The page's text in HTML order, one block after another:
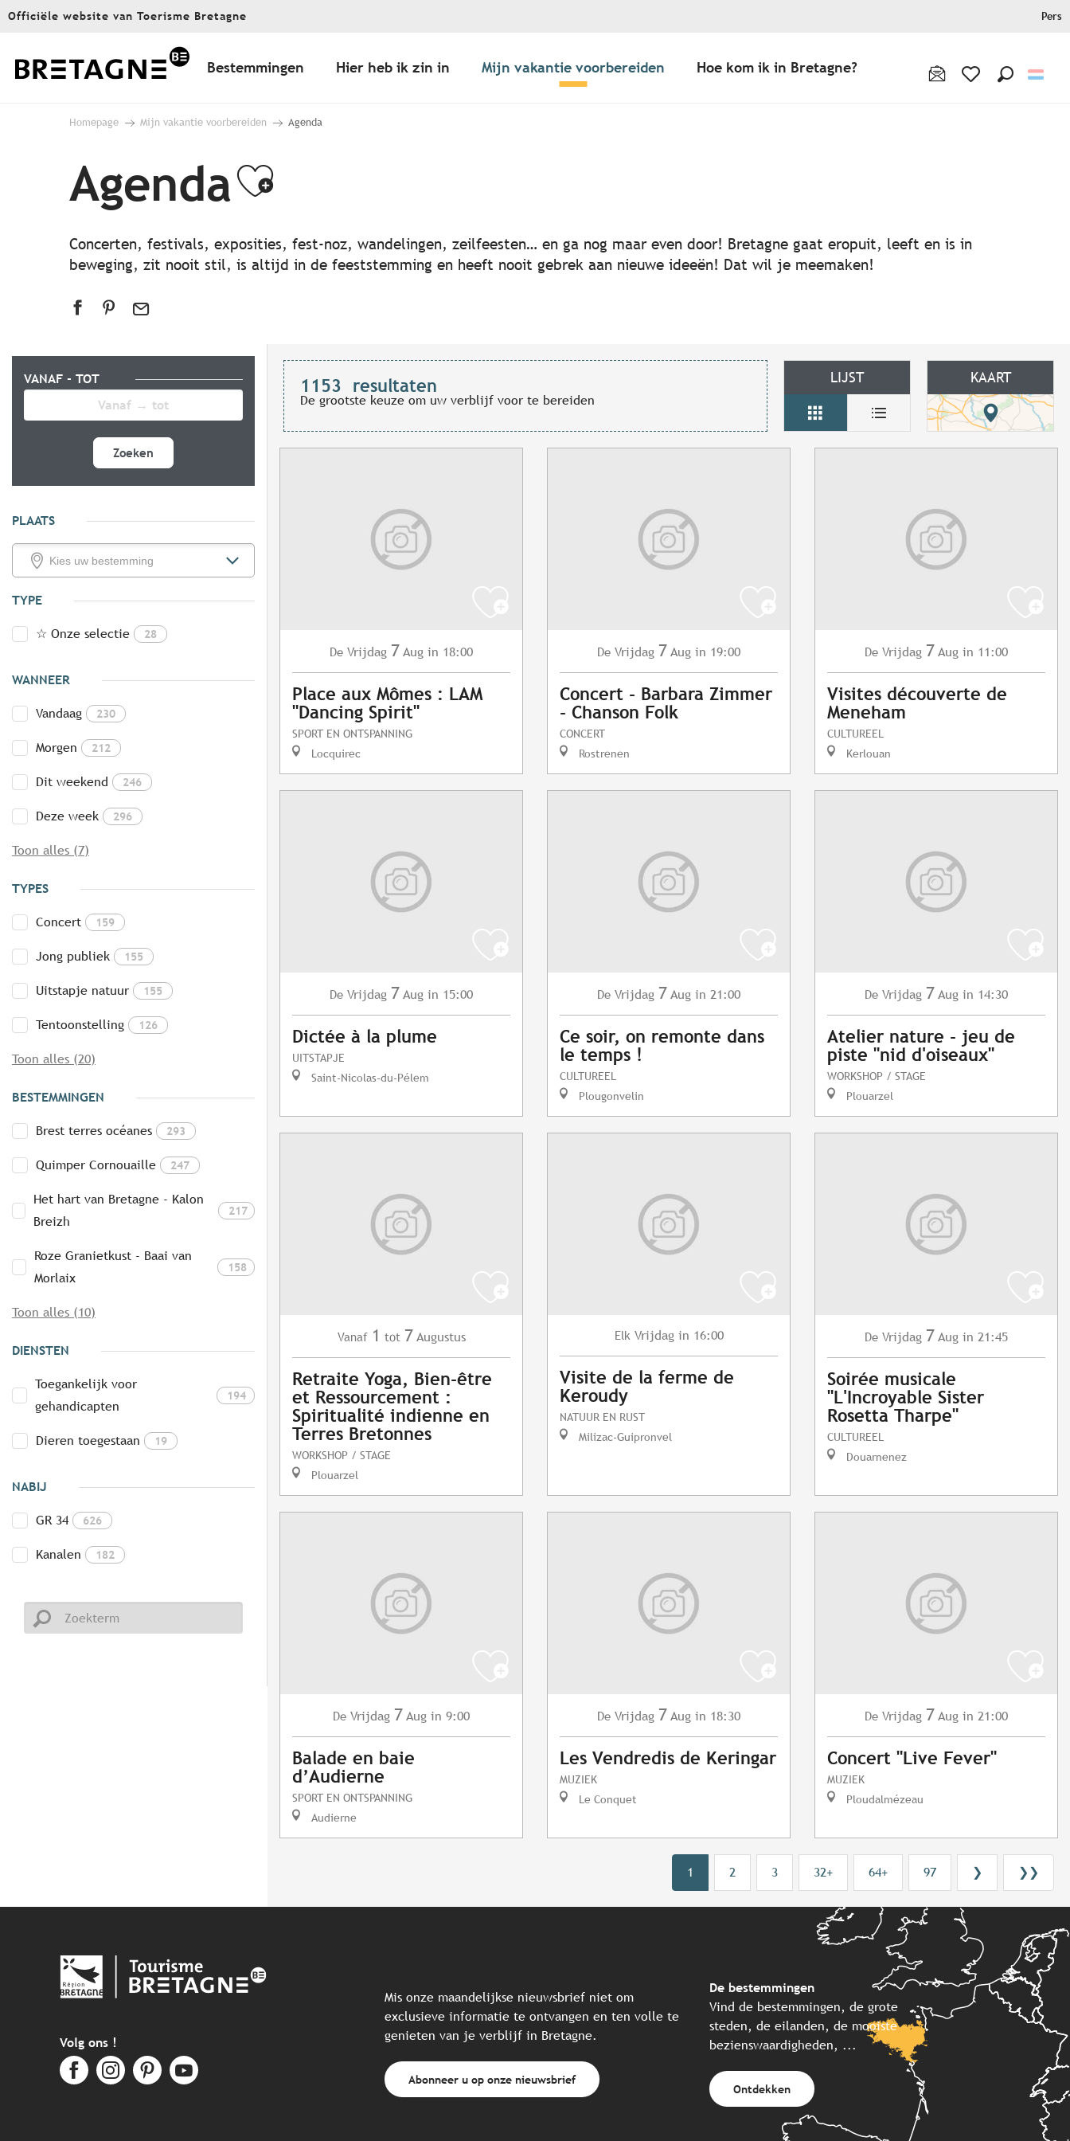
Aller
principal
Officiële website van Toerisme Bretagne Pers
Bestemmingen Hier heb ik zin in Mijn vakantie voorbereiden Hoe kom ik in Bretagne?
Homepage Mijn vakantie voorbereiden Agenda
AgendaAjouter aux favoris
Concerten, festivals, exposities, fest-noz, wandelingen, zeilfeesten… en ga nog maar even door! Bretagne gaat eropuit, leeft en is in
beweging, zit nooit stil, is altijd in de feeststemming en heeft nooit gebrek aan nieuwe ideeën! Dat wil je meemaken!
VANAF - TOT
Zoeken
PLAATS
TYPE
☆ Onze selectie 28
WANNEER
Vandaag 230
Morgen 212
Dit weekend 246
Deze week 296
Toon alles (7)
TYPES
Concert 159
Jong publiek 155
Uitstapje natuur 155
Tentoonstelling 126
Toon alles (20)
BESTEMMINGEN
Brest terres océanes 293
Quimper Cornouaille 247
Het hart van Bretagne - Kalon
Breizh
217
Roze Granietkust - Baai van
Morlaix
158
Toon alles (10)
DIENSTEN
Toegankelijk voor
gehandicapten
194
Dieren toegestaan 19
NABIJ
GR 34 626
Kanalen 182
1153 resultaten
De grootste keuze om uw verblijf voor te bereiden
LIJST KAART
De Vrijdag 7 Aug in 18:00
Place aux Mômes : LAM
"Dancing Spirit"
SPORT EN ONTSPANNING
Locquirec
De Vrijdag 7 Aug in 19:00
Concert - Barbara Zimmer
- Chanson Folk
CONCERT
Rostrenen
De Vrijdag 7 Aug in 11:00
Visites découverte de
Meneham
CULTUREEL
Kerlouan
De Vrijdag 7 Aug in 15:00
Dictée à la plume
UITSTAPJE
Saint-Nicolas-du-Pélem
De Vrijdag 7 Aug in 21:00
Ce soir, on remonte dans
le temps !
CULTUREEL
Plougonvelin
De Vrijdag 7 Aug in 14:30
Atelier nature - jeu de
piste "nid d'oiseaux"
WORKSHOP / STAGE
Plouarzel
Vanaf 1 tot 7 Augustus
Retraite Yoga, Bien-être
et Ressourcement :
Spiritualité indienne en
Terres Bretonnes
WORKSHOP / STAGE
Plouarzel
Elk Vrijdag in 16:00
Visite de la ferme de
Keroudy
NATUUR EN RUST
Milizac-Guipronvel
De Vrijdag 7 Aug in 21:45
Soirée musicale
"L'Incroyable Sister
Rosetta Tharpe"
CULTUREEL
Douarnenez
De Vrijdag 7 Aug in 9:00
Balade en baie
d’Audierne
SPORT EN ONTSPANNING
Audierne
De Vrijdag 7 Aug in 18:30
Les Vendredis de Keringar
MUZIEK
Le Conquet
De Vrijdag 7 Aug in 21:00
Concert "Live Fever"
MUZIEK
Ploudalmézeau
1 2 3 32+ 64+ 97 ❯ ❯❯
Volg ons !
Mis onze maandelijkse nieuwsbrief niet om
exclusieve informatie te ontvangen en ten volle te
genieten van je verblijf in Bretagne.
Abonneer u op onze nieuwsbrief
De bestemmingen
Vind de bestemmingen, de grote
steden, de eilanden, de mooiste
bezienswaardigheden, ...
Ontdekken